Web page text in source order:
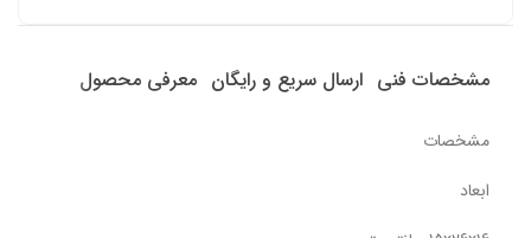
مشخصات فنی ارسال سریع و رایگان معرفی محصول
مشخصات
ابعاد